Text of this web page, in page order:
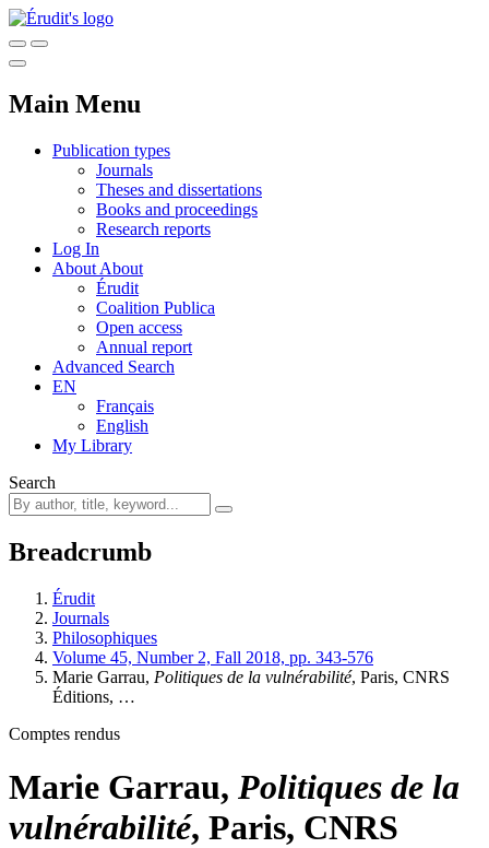
Main Menu
Publication types
Journals
Theses and dissertations
Books and proceedings
Research reports
Log In
About About
Érudit
Coalition Publica
Open access
Annual report
Advanced Search
EN
Français
English
My Library
Search
Breadcrumb
Érudit
Journals
Philosophiques
Volume 45, Number 2, Fall 2018, pp. 343-576
Marie Garrau, Politiques de la vulnérabilité, Paris, CNRS
Éditions, …
Comptes rendus
Marie Garrau, Politiques de la
vulnérabilité, Paris, CNRS